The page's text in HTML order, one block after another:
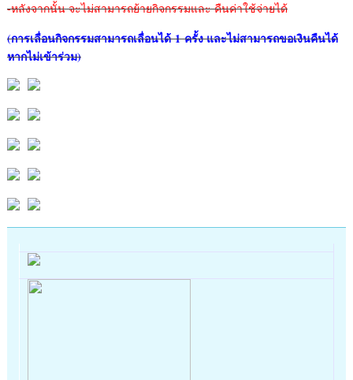
-หลังจากนั้น จะไม่สามารถย้ายกิจกรรมและ คืนค่าใช้จ่ายได้
(การเลื่อนกิจกรรมสามารถเลื่อนได้ 1 ครั้ง และไม่สามารถขอเงินคืนได้
หากไม่เข้าร่วม)